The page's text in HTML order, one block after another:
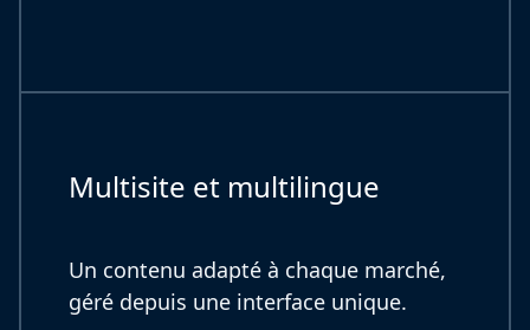
Multisite et multilingue
Un contenu adapté à chaque marché,
géré depuis une interface unique.